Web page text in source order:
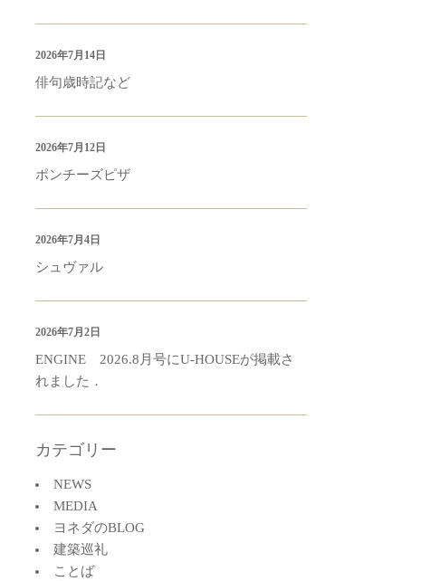
俳句歳時記など
2026年7月14日
ポンチーズピザ
2026年7月12日
シュヴァル
2026年7月4日
ENGINE 2026.8月号にU-HOUSEが掲載さ
れました．
2026年7月2日
カテゴリー
NEWS
MEDIA
ヨネダのBLOG
建築巡礼
ことば